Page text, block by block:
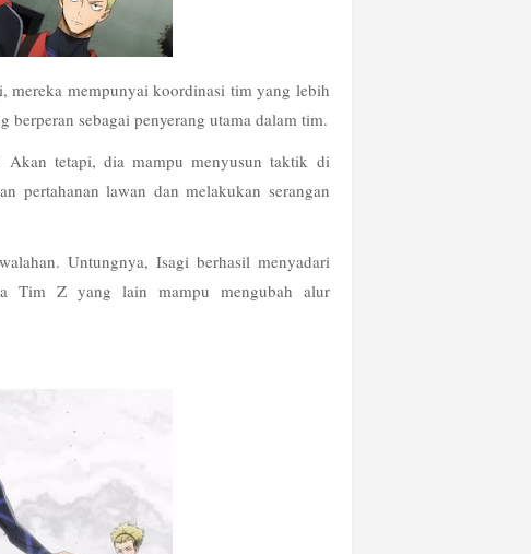
mempunyai koordinasi tim yang lebih
sebagai penyerang utama dalam tim.
tetapi, dia mampu menyusun taktik di
pertahanan lawan dan melakukan serangan
Untungnya, Isagi berhasil menyadari
Tim Z yang lain mampu mengubah alur